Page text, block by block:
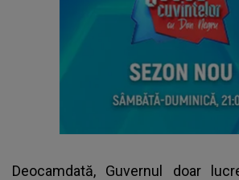
Deocamdată, Guvernul doar